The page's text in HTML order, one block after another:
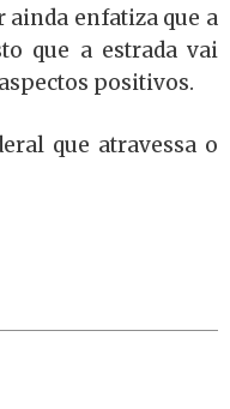
ainda enfatiza que a
que a estrada vai
positivos.
que atravessa o